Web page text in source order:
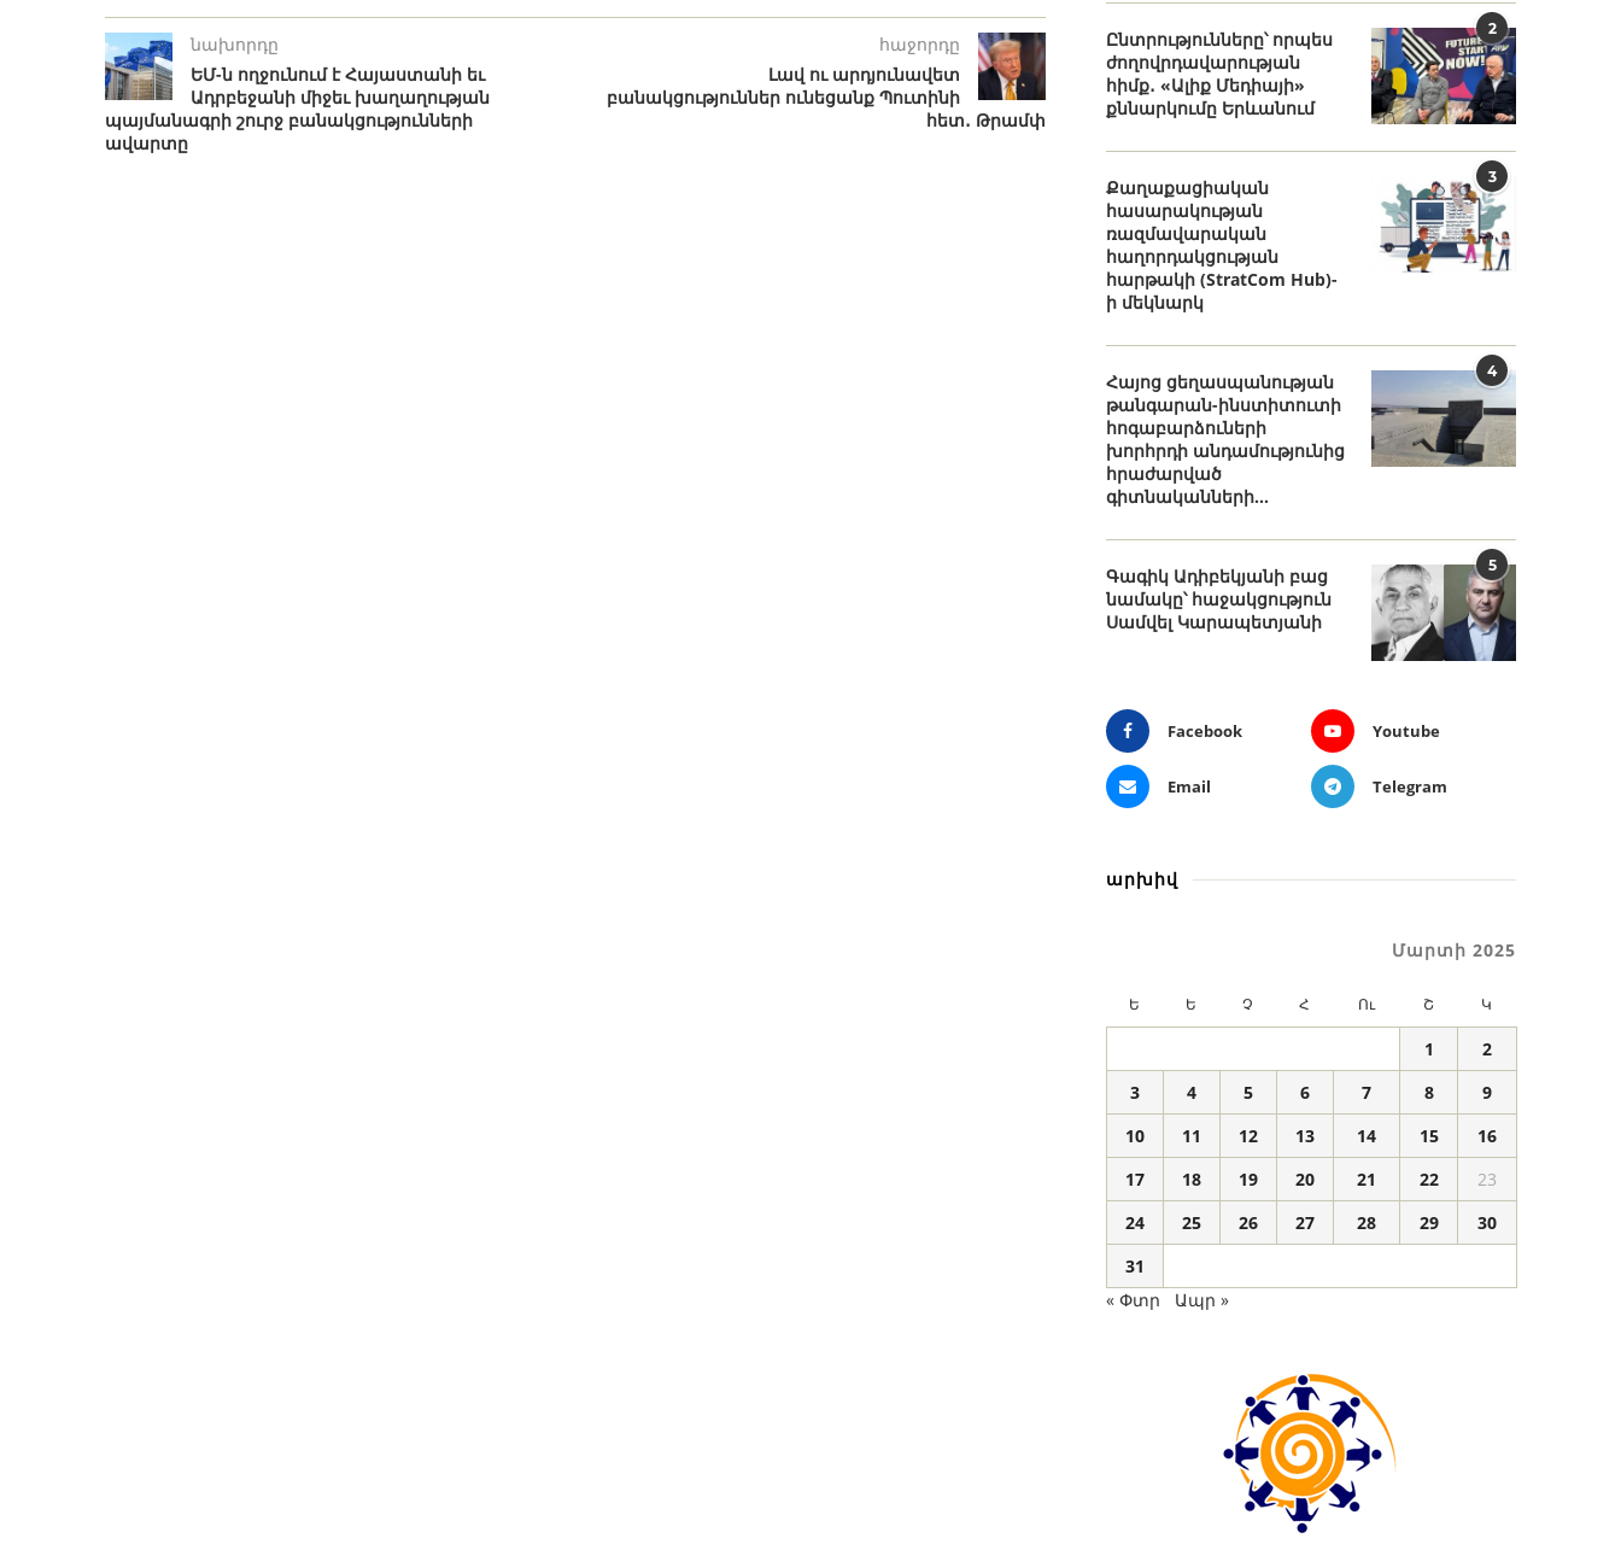
նախորդը
ԵՄ-ն ողջունում է Հայաստանի եւ
Ադրբեջանի միջեւ խաղաղության
պայմանագրի շուրջ բանակցությունների
ավարտը
հաջորդը
Լավ ու արդյունավետ
բանակցություններ ունեցանք Պուտինի
հետ․ Թրամփ
2
Ընտրությունները՝ որպես
ժողովրդավարության
հիմք․ «Ալիք Մեդիայի»
քննարկումը Երևանում
3
Քաղաքացիական
հասարակության
ռազմավարական
հաղորդակցության
հարթակի (StratCom Hub)-
ի մեկնարկ
4
Հայոց ցեղասպանության
թանգարան-ինստիտուտի
հոգաբարձուների
խորհրդի անդամությունից
հրաժարված
գիտնականների...
5
Գագիկ Ադիբեկյանի բաց
նամակը՝ հաջակցություն
Սամվել Կարապետյանի
Facebook Youtube
Email Telegram
արխիվ
Մարտի 2025
Ե Ե Չ Հ Ու Շ Կ
1
2
3
4 5 6 7 8
9
10
11 12 13 14 15
16
17
18 19 20 21 22
23
24
25 26 27 28 29
30
31
« Փտր
Ապր »